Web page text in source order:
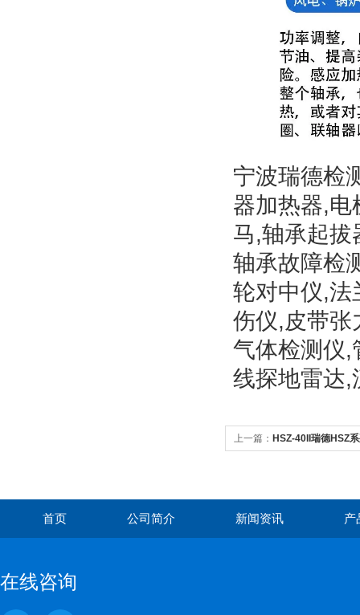
宁波瑞德检
器加热器,电
马,轴承起拔
轴承故障检
轮对中仪,法
伤仪,皮带张
气体检测仪,
线探地雷达,
上一篇： HSZ-40II瑞德HSZ
首页 公司简介 新闻资讯 产
在线咨询